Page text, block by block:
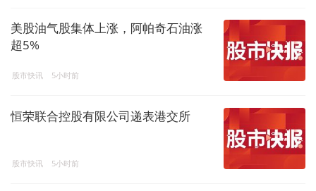
美股油气股集体上涨，阿帕奇石油涨
超5%
股市快讯 5小时前
恒荣联合控股有限公司递表港交所
股市快讯 5小时前